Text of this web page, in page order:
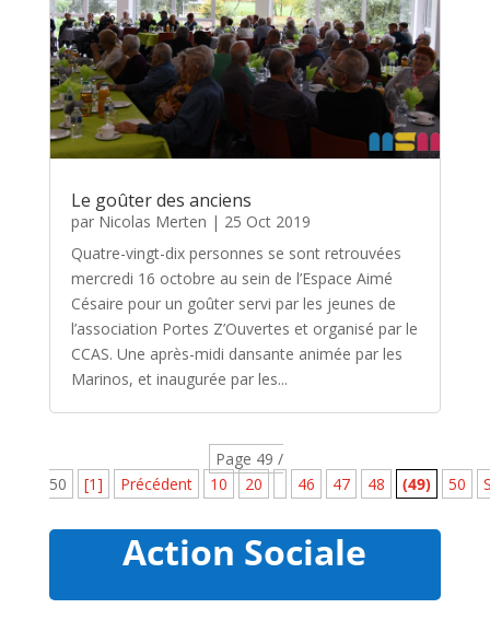
Le goûter des anciens
par Nicolas Merten | 25 Oct 2019
Quatre-vingt-dix personnes se sont retrouvées
mercredi 16 octobre au sein de l’Espace Aimé
Césaire pour un goûter servi par les jeunes de
l’association Portes Z’Ouvertes et organisé par le
CCAS. Une après-midi dansante animée par les
Marinos, et inaugurée par les...
Page 49 /
50
[1] Précédent 10 20 46 47 48 (49) 50
Action Sociale